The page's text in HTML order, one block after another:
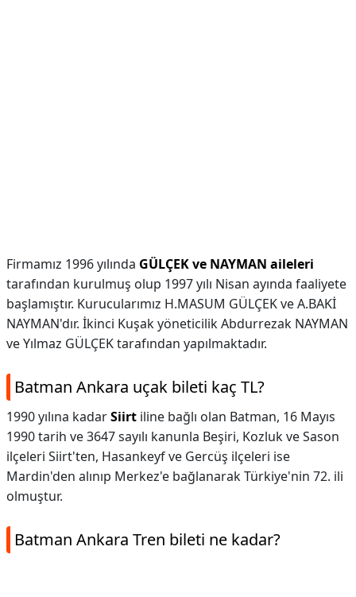
Firmamız 1996 yılında GÜLÇEK ve NAYMAN aileleri
tarafından kurulmuş olup 1997 yılı Nisan ayında faaliyete
başlamıştır. Kurucularımız H.MASUM GÜLÇEK ve A.BAKİ
NAYMAN'dır. İkinci Kuşak yöneticilik Abdurrezak NAYMAN
ve Yılmaz GÜLÇEK tarafından yapılmaktadır.
Batman Ankara uçak bileti kaç TL?
1990 yılına kadarSiirt iline bağlı olan Batman, 16 Mayıs
1990 tarih ve 3647 sayılı kanunla Beşiri, Kozluk ve Sason
ilçeleri Siirt'ten, Hasankeyf ve Gercüş ilçeleri ise
Mardin'den alınıp Merkez'e bağlanarak Türkiye'nin 72. ili
olmuştur.
Batman Ankara Tren bileti ne kadar?